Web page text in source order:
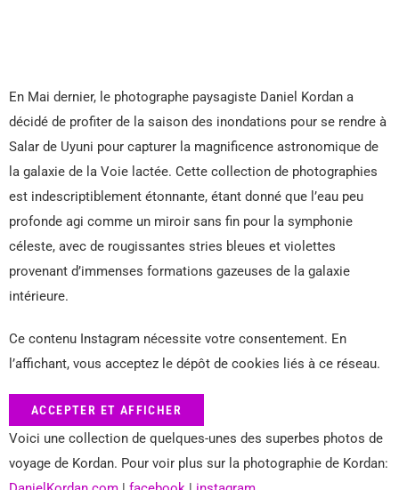
En Mai dernier, le photographe paysagiste Daniel Kordan a
décidé de profiter de la saison des inondations pour se rendre à
Salar de Uyuni pour capturer la magnificence astronomique de
la galaxie de la Voie lactée. Cette collection de photographies
est indescriptiblement étonnante, étant donné que l’eau peu
profonde agi comme un miroir sans fin pour la symphonie
céleste, avec de rougissantes stries bleues et violettes
provenant d’immenses formations gazeuses de la galaxie
intérieure.
Ce contenu Instagram nécessite votre consentement. En
l’affichant, vous acceptez le dépôt de cookies liés à ce réseau.
ACCEPTER ET AFFICHER
Voici une collection de quelques-unes des superbes photos de
voyage de Kordan. Pour voir plus sur la photographie de Kordan: